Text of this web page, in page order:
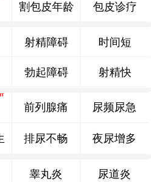
割包皮年龄 包皮诊疗
射精障碍
勃起障碍
时间短
射精快
前列腺痛 尿频尿急
排尿不畅 夜尿增多
睾丸炎 尿道炎